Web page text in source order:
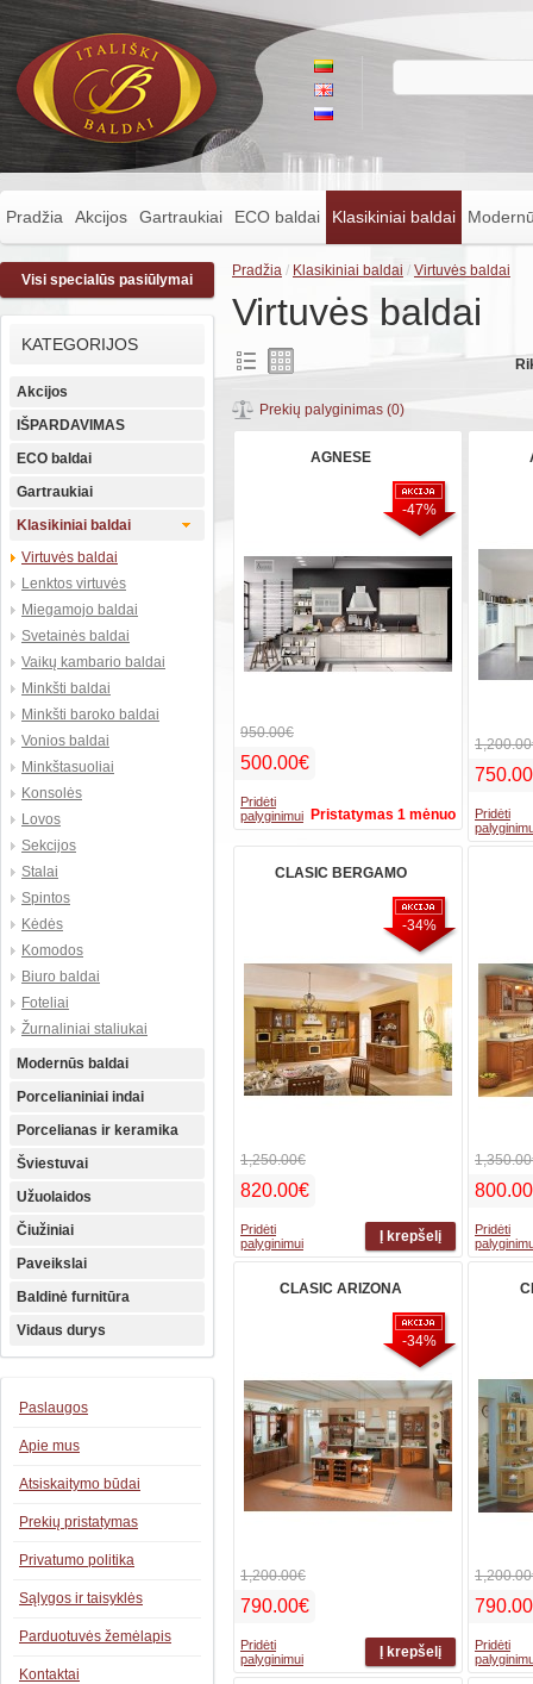
Pradžia Akcijos Gartraukiai ECO baldai Klasikiniai baldai
Visi specialūs pasiūlymai
KATEGORIJOS
Akcijos
IŠPARDAVIMAS
ECO baldai
Gartraukiai
Klasikiniai baldai
Virtuvės baldai
Lenktos virtuvės
Miegamojo baldai
Svetainės baldai
Vaikų kambario baldai
Minkšti baldai
Minkšti baroko baldai
Vonios baldai
Minkštasuoliai
Konsolės
Lovos
Sekcijos
Stalai
Spintos
Kėdės
Komodos
Biuro baldai
Foteliai
Žurnaliniai staliukai
Modernūs baldai
Porcelianiniai indai
Porcelianas ir keramika
Šviestuvai
Užuolaidos
Čiužiniai
Paveikslai
Baldinė furnitūra
Vidaus durys
Paslaugos
Apie mus
Atsiskaitymo būdai
Prekių pristatymas
Privatumo politika
Sąlygos ir taisyklės
Parduotuvės žemėlapis
Kontaktai
Pradžia / Klasikiniai baldai / Virtuvės baldai
Virtuvės baldai
Prekių palyginimas (0)
AGNESE
-47%
950.00€
500.00€
Pristatymas 1 mėnuo
Pridėti
palyginimui
Pridėti
CLASIC BERGAMO
-34%
1,250.00€
820.00€
Pridėti
palyginimui
Pridėti
CLASIC ARIZONA
-34%
1,200.00€
790.00€
Pridėti
palyginimui
Pridėti